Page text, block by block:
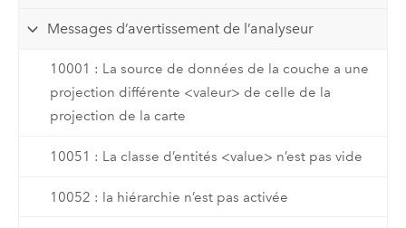
Messages d’avertissement de l’analyseur
10001 : La source de données de la couche a une
projection différente <valeur> de celle de la
projection de la carte
10051 : La classe d’entités <value> n’est pas vide
10052 : la hiérarchie n’est pas activée